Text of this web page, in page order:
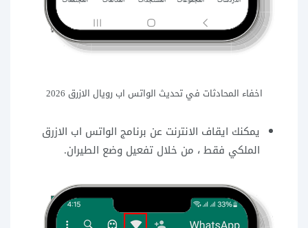
اخفاء المحادثات في تحديث الواتس اب رويال الازرق 2026
يمكنك ايقاف الانترنت عن برنامج الواتس اب الازرق
الملكي فقط ، من خلال تفعيل وضع الطيران.